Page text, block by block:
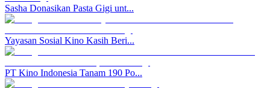
Sasha Donasikan Pasta Gigi unt...
Yayasan Sosial Kino Kasih Beri...
PT Kino Indonesia Tanam 190 Po...